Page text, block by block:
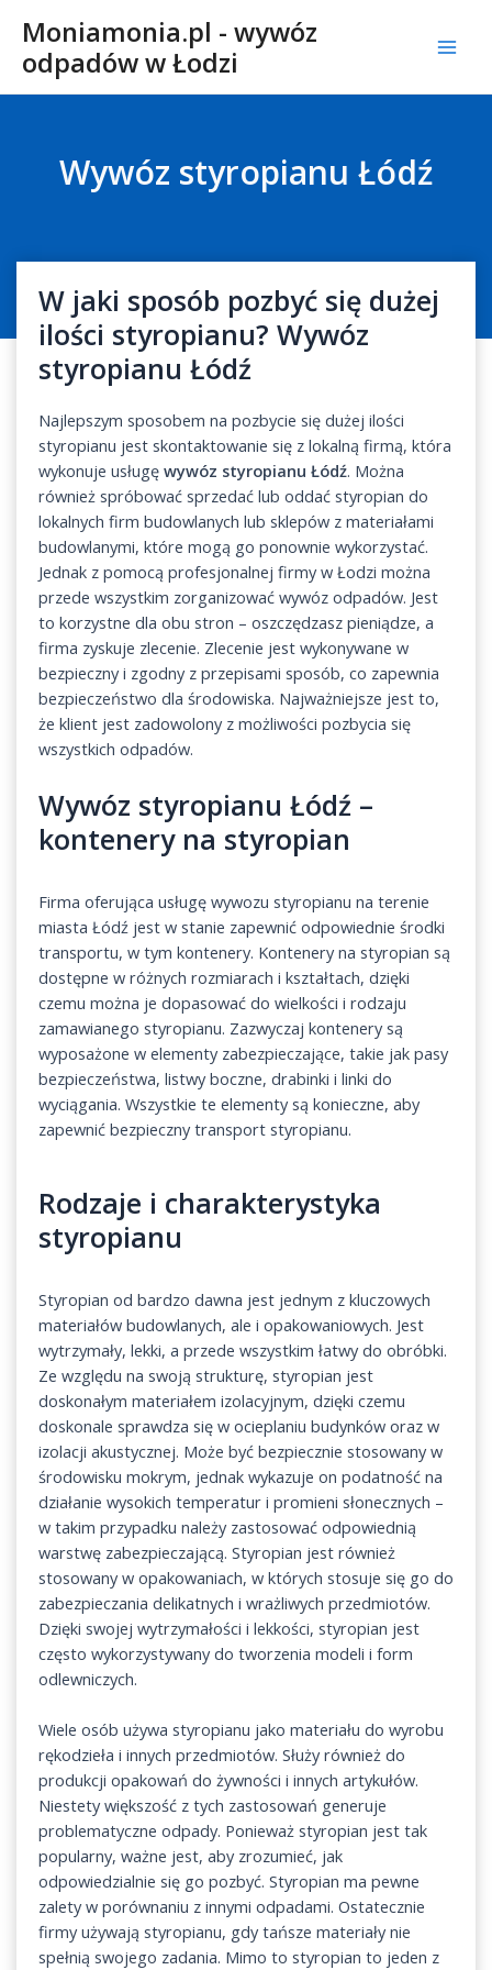
content
Moniamonia.pl - wywóz
odpadów w Łodzi
Wywóz styropianu Łódź
W jaki sposób pozbyć się dużej
ilości styropianu? Wywóz
styropianu Łódź
Najlepszym sposobem na pozbycie się dużej ilości
styropianu jest skontaktowanie się z lokalną firmą, która
wykonuje usługę wywóz styropianu Łódź. Można
również spróbować sprzedać lub oddać styropian do
lokalnych firm budowlanych lub sklepów z materiałami
budowlanymi, które mogą go ponownie wykorzystać.
Jednak z pomocą profesjonalnej firmy w Łodzi można
przede wszystkim zorganizować wywóz odpadów. Jest
to korzystne dla obu stron – oszczędzasz pieniądze, a
firma zyskuje zlecenie. Zlecenie jest wykonywane w
bezpieczny i zgodny z przepisami sposób, co zapewnia
bezpieczeństwo dla środowiska. Najważniejsze jest to,
że klient jest zadowolony z możliwości pozbycia się
wszystkich odpadów.
Wywóz styropianu Łódź –
kontenery na styropian
Firma oferująca usługę wywozu styropianu na terenie
miasta Łódź jest w stanie zapewnić odpowiednie środki
transportu, w tym kontenery. Kontenery na styropian są
dostępne w różnych rozmiarach i kształtach, dzięki
czemu można je dopasować do wielkości i rodzaju
zamawianego styropianu. Zazwyczaj kontenery są
wyposażone w elementy zabezpieczające, takie jak pasy
bezpieczeństwa, listwy boczne, drabinki i linki do
wyciągania. Wszystkie te elementy są konieczne, aby
zapewnić bezpieczny transport styropianu.
Rodzaje i charakterystyka
styropianu
Styropian od bardzo dawna jest jednym z kluczowych
materiałów budowlanych, ale i opakowaniowych. Jest
wytrzymały, lekki, a przede wszystkim łatwy do obróbki.
Ze względu na swoją strukturę, styropian jest
doskonałym materiałem izolacyjnym, dzięki czemu
doskonale sprawdza się w ocieplaniu budynków oraz w
izolacji akustycznej. Może być bezpiecznie stosowany w
środowisku mokrym, jednak wykazuje on podatność na
działanie wysokich temperatur i promieni słonecznych –
w takim przypadku należy zastosować odpowiednią
warstwę zabezpieczającą. Styropian jest również
stosowany w opakowaniach, w których stosuje się go do
zabezpieczania delikatnych i wrażliwych przedmiotów.
Dzięki swojej wytrzymałości i lekkości, styropian jest
często wykorzystywany do tworzenia modeli i form
odlewniczych.
Wiele osób używa styropianu jako materiału do wyrobu
rękodzieła i innych przedmiotów. Służy również do
produkcji opakowań do żywności i innych artykułów.
Niestety większość z tych zastosowań generuje
problematyczne odpady. Ponieważ styropian jest tak
popularny, ważne jest, aby zrozumieć, jak
odpowiedzialnie się go pozbyć. Styropian ma pewne
zalety w porównaniu z innymi odpadami. Ostatecznie
firmy używają styropianu, gdy tańsze materiały nie
spełnią swojego zadania. Mimo to styropian to jeden z